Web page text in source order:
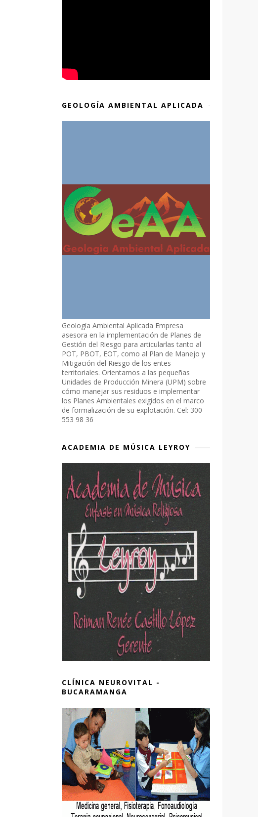
GEOLOGÍA AMBIENTAL APLICADA
Geología Ambiental Aplicada Empresa
asesora en la implementación de Planes de
Gestión del Riesgo para articularlas tanto al
POT, PBOT, EOT, como al Plan de Manejo y
Mitigación del Riesgo de los entes
territoriales. Orientamos a las pequeñas
Unidades de Producción Minera (UPM) sobre
cómo manejar sus residuos e implementar
los Planes Ambientales exigidos en el marco
de formalización de su explotación. Cel: 300
553 98 36
ACADEMIA DE MÚSICA LEYROY
CLÍNICA NEUROVITAL -
BUCARAMANGA